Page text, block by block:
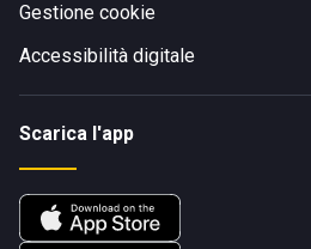
Gestione cookie
Accessibilità digitale
Scarica l'app